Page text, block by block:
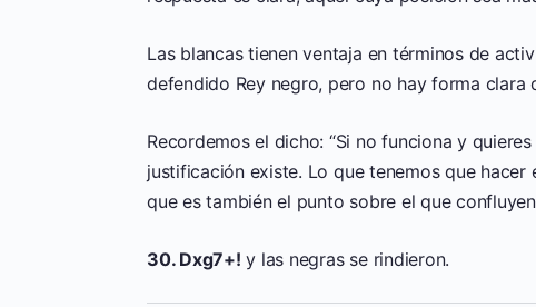
Las blancas tienen ventaja en términos de
defendido Rey negro, pero no hay forma clara
Recordemos el dicho: “Si no funciona y
justificación existe. Lo que tenemos que hacer
que es también el punto sobre el que
30. Dxg7+! y las negras se rindieron.